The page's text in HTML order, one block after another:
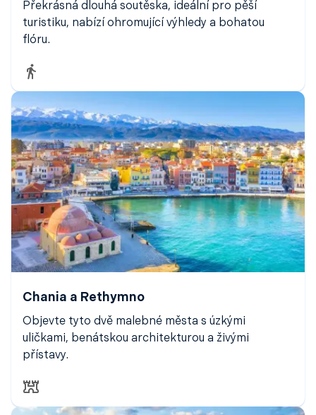
Překrásná dlouhá soutěska, ideální pro pěší
turistiku, nabízí ohromující výhledy a bohatou
flóru.
Chania a Rethymno
Objevte tyto dvě malebné města s úzkými
uličkami, benátskou architekturou a živými
přístavy.